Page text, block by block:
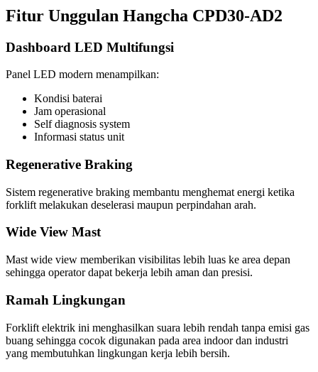
Fitur Unggulan Hangcha CPD30-AD2
Dashboard LED Multifungsi
Panel LED modern menampilkan:
Kondisi baterai
Jam operasional
Self diagnosis system
Informasi status unit
Regenerative Braking
Sistem regenerative braking membantu menghemat energi ketika
forklift melakukan deselerasi maupun perpindahan arah.
Wide View Mast
Mast wide view memberikan visibilitas lebih luas ke area depan
sehingga operator dapat bekerja lebih aman dan presisi.
Ramah Lingkungan
Forklift elektrik ini menghasilkan suara lebih rendah tanpa emisi gas
buang sehingga cocok digunakan pada area indoor dan industri
yang membutuhkan lingkungan kerja lebih bersih.